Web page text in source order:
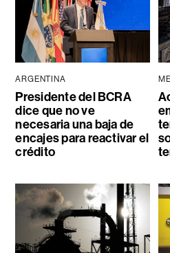
ARGENTINA
Presidente del BCRA
dice que no ve
necesaria una baja de
encajes para reactivar el
crédito